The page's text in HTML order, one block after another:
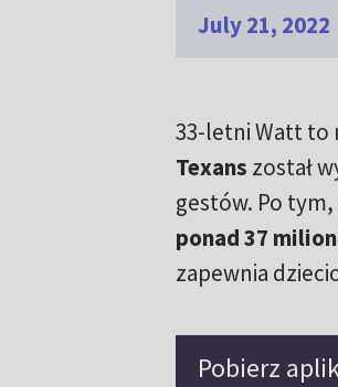
July 21, 2022
33-letni Watt
Texans został
gestów. Po
ponad 37
zapewnia
Pobierz